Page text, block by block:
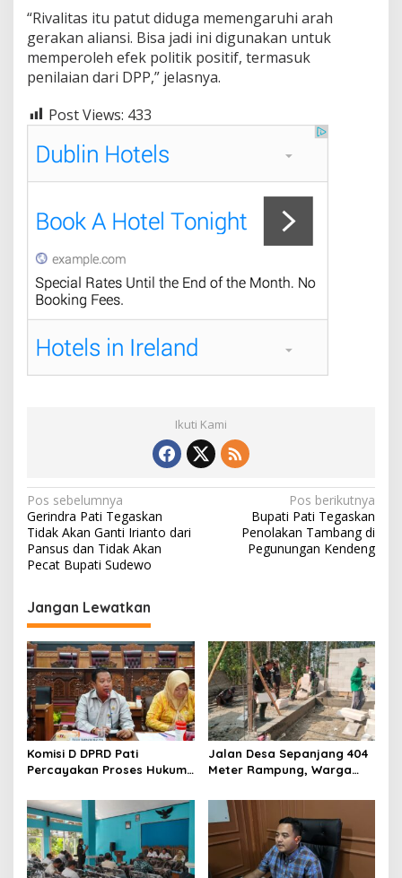
“Rivalitas itu patut diduga memengaruhi arah
gerakan aliansi. Bisa jadi ini digunakan untuk
memperoleh efek politik positif, termasuk
penilaian dari DPP,” jelasnya.
Post Views: 433
Ikuti Kami
N
a
v
g
a
s
i
p
o
s
Pos sebelumnya
Gerindra Pati Tegaskan
Tidak Akan Ganti Irianto dari
Pansus dan Tidak Akan
Pecat Bupati Sudewo
Pos berikutnya
Bupati Pati Tegaskan
Penolakan Tambang di
Pegunungan Kendeng
Jangan Lewatkan
Komisi D DPRD Pati
Percayakan Proses Hukum
kepada Polisi
Jalan Desa Sepanjang 404
Meter Rampung, Warga
Rasakan Manfaat